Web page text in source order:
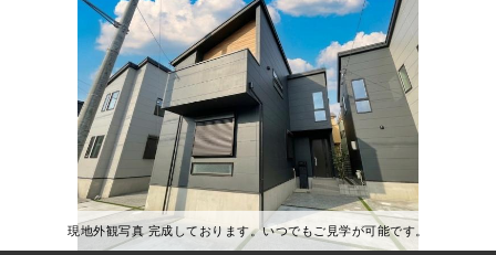
現地外観写真 完成しております。いつでもご見学が可能です。